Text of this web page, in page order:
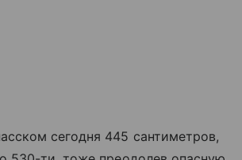
сегодня 445 сантиметров,